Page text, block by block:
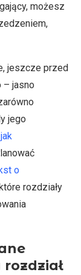
możesz
jeszcze przed
– jasno
jego
o
rozdziały